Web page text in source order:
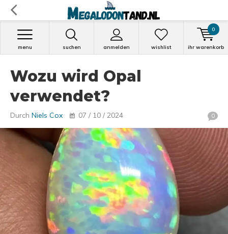
suchen anmelden
menu wishlist ihr warenkorb
0
Wozu wird Opal
verwendet?
Durch Niels Cox 07 / 10 / 2024 0